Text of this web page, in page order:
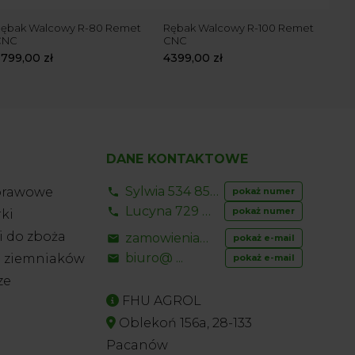
Walcowy R-80 Remet
zł
Rębak Walcowy R-100 Remet
CNC
4399,00 zł
zboża
ziemniaków
DANE KONTAKTOWE
Sylwia 534 853 ... pokaż numer
Lucyna 729 856 ... pokaż numer
zamowienia@ ... pokaż e-mail
biuro@ ... pokaż e-mail
FHU AGROL
Oblekoń 156a, 28-133
Pacanów